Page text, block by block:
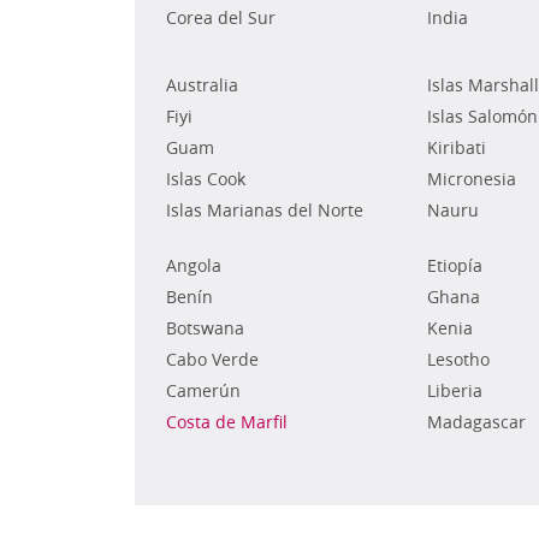
Corea del Sur India
Australia
Fiyi
Guam
Islas Cook
Islas Marianas del Norte
Islas Marshall
Islas Salomón
Kiribati
Micronesia
Nauru
Angola
Benín
Botswana
Cabo Verde
Camerún
Costa de Marfil
Etiopía
Ghana
Kenia
Lesotho
Liberia
Madagascar